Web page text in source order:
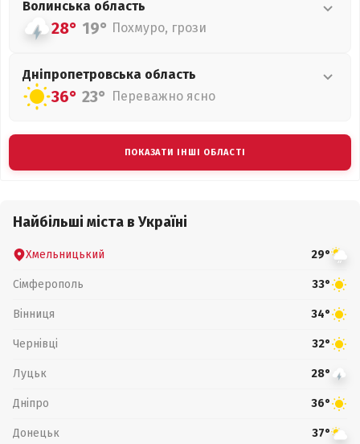
Волинська область
28° 19° Похмуро, грози
Дніпропетровська область
36° 23° Переважно ясно
ПОКАЗАТИ ІНШІ ОБЛАСТІ
Найбільші міста в Україні
Хмельницький 29°
Сімферополь 33°
Вінниця 34°
Чернівці 32°
Луцьк 28°
Дніпро 36°
Донецьк 37°